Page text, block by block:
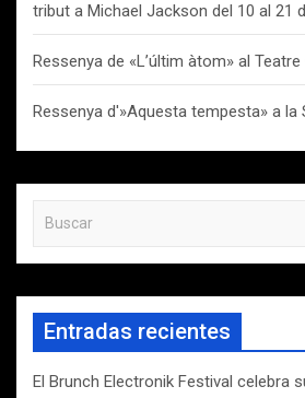
tribut a Michael Jackson del 10 al 21
Ressenya de «L’últim àtom» al Teatre
Ressenya d'»Aquesta tempesta» a la
s
c
r
Entradas recientes
El Brunch Electronik Festival celebra